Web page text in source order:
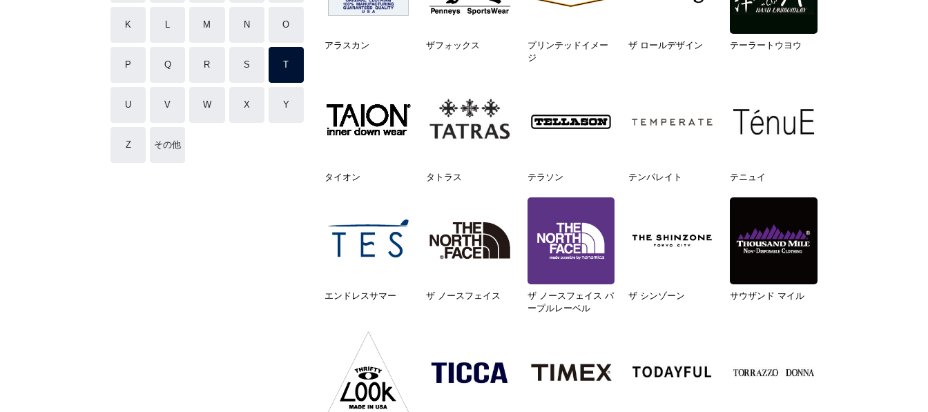
K L M N O
P Q R S T
U V W X Y
Z その他
アラスカン ザフォックス
プリンテッドイメー
ジ
ザ ロールデザイン テーラートウヨウ
タイオン タトラス テラソン テンパレイト テニュイ
エンドレスサマー ザ ノースフェイス
ザ ノースフェイス パ
ープルレーベル
ザ シンゾーン サウザンド マイル